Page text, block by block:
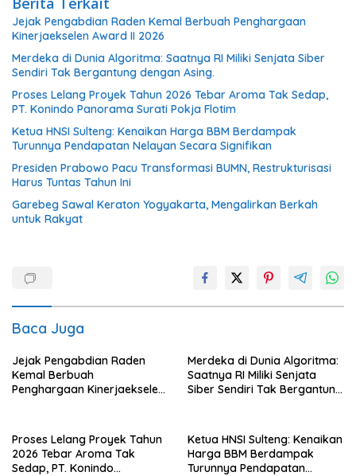
Jejak Pengabdian Raden Kemal Berbuah Penghargaan
Kinerjaekselen Award II 2026
Merdeka di Dunia Algoritma: Saatnya RI Miliki Senjata Siber
Sendiri Tak Bergantung dengan Asing.
Proses Lelang Proyek Tahun 2026 Tebar Aroma Tak Sedap,
PT. Konindo Panorama Surati Pokja Flotim
Ketua HNSI Sulteng: Kenaikan Harga BBM Berdampak
Turunnya Pendapatan Nelayan Secara Signifikan
Presiden Prabowo Pacu Transformasi BUMN, Restrukturisasi
Harus Tuntas Tahun Ini
Garebeg Sawal Keraton Yogyakarta, Mengalirkan Berkah
untuk Rakyat
Baca Juga
Jejak Pengabdian Raden
Kemal Berbuah
Penghargaan Kinerjaekselen
Merdeka di Dunia Algoritma:
Saatnya RI Miliki Senjata
Siber Sendiri Tak Bergantung
Proses Lelang Proyek Tahun
2026 Tebar Aroma Tak
Sedap, PT. Konindo
Ketua HNSI Sulteng: Kenaikan
Harga BBM Berdampak
Turunnya Pendapatan